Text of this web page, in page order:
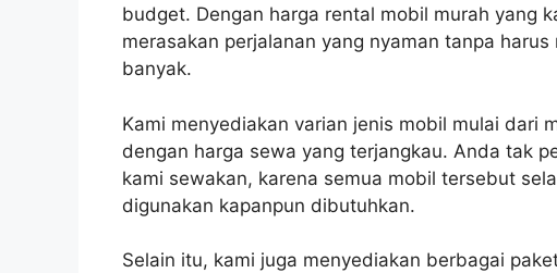
budget. Dengan harga rental mobil murah yang
merasakan perjalanan yang nyaman tanpa
banyak.
Kami menyediakan varian jenis mobil mulai dari
dengan harga sewa yang terjangkau. Anda tak
kami sewakan, karena semua mobil tersebut
digunakan kapanpun dibutuhkan.
Selain itu, kami juga menyediakan berbagai